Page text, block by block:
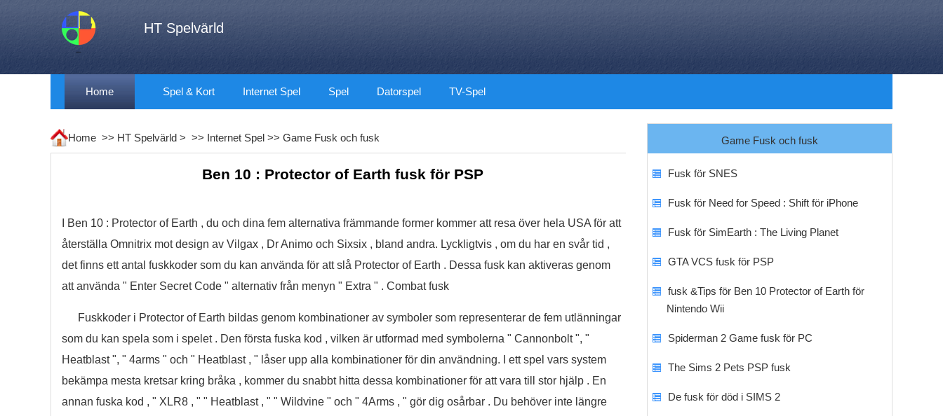
HT Spelvärld
Home Spel & Kort Internet Spel Spel Datorspel TV-Spel
Home >> HT Spelvärld > >> Internet Spel >> Game Fusk och fusk
Ben 10 : Protector of Earth fusk för PSP
I Ben 10 : Protector of Earth , du och dina fem alternativa främmande former kommer att resa över hela USA för att
återställa Omnitrix mot design av Vilgax , Dr Animo och Sixsix , bland andra. Lyckligtvis , om du har en svår tid ,
det finns ett antal fuskkoder som du kan använda för att slå Protector of Earth . Dessa fusk kan aktiveras genom
att använda " Enter Secret Code " alternativ från menyn " Extra " . Combat fusk
Fuskkoder i Protector of Earth bildas genom kombinationer av symboler som representerar de fem utlänningar
som du kan spela som i spelet . Den första fuska kod , vilken är utformad med symbolerna " Cannonbolt ", "
Heatblast ", " 4arms " och " Heatblast , " låser upp alla kombinationer för din användning. I ett spel vars system
bekämpa mesta kretsar kring bråka , kommer du snabbt hitta dessa kombinationer för att vara till stor hjälp . En
annan fuska kod , " XLR8 , " " Heatblast , " " Wildvine " och " 4Arms , " gör dig osårbar . Du behöver inte längre
Game Fusk och fusk
Fusk för SNES
Fusk för Need for Speed ​​: Shift för iPhone
Fusk för SimEarth : The Living Planet
GTA VCS fusk för PSP
fusk &Tips för Ben 10 Protector of Earth för
Nintendo Wii
Spiderman 2 Game fusk för PC
The Sims 2 Pets PSP fusk
De fusk för död i SIMS 2